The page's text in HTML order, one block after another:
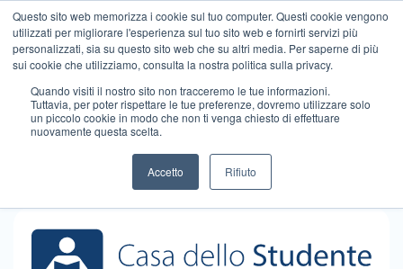
Questo sito web memorizza i cookie sul tuo computer. Questi cookie vengono
utilizzati per migliorare l'esperienza sul tuo sito web e fornirti servizi più
personalizzati, sia su questo sito web che su altri media. Per saperne di più
sui cookie che utilizziamo, consulta la nostra politica sulla privacy.
Quando visiti il ​​nostro sito non tracceremo le tue informazioni.
Tuttavia, per poter rispettare le tue preferenze, dovremo utilizzare solo
un piccolo cookie in modo che non ti venga chiesto di effettuare
nuovamente questa scelta.
Accetto Rifiuto